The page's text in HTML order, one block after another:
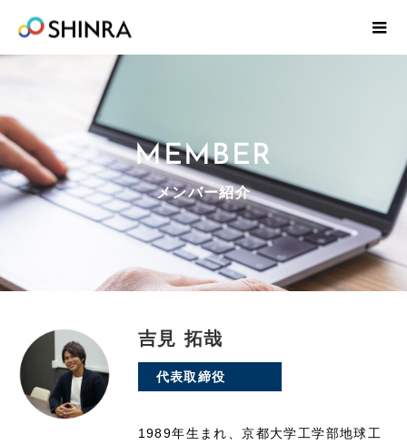
MEMBER
メンバー紹介
吉見 拓哉
代表取締役
1989年生まれ、京都大学工学部地球工